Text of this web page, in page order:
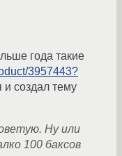
года такие
3957443?
и создал тему
Ну или
100 баксов